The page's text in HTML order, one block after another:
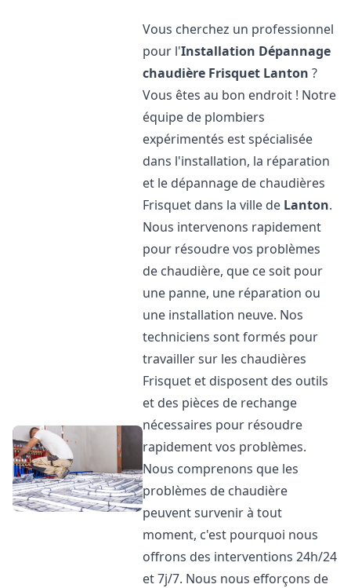
Vous cherchez un professionnel
pour l'Installation Dépannage
chaudière Frisquet Lanton ?
Vous êtes au bon endroit ! Notre
équipe de plombiers
expérimentés est spécialisée
dans l'installation, la réparation
et le dépannage de chaudières
Frisquet dans la ville de Lanton.
Nous intervenons rapidement
pour résoudre vos problèmes
de chaudière, que ce soit pour
une panne, une réparation ou
une installation neuve. Nos
techniciens sont formés pour
travailler sur les chaudières
Frisquet et disposent des outils
et des pièces de rechange
nécessaires pour résoudre
rapidement vos problèmes.
Nous comprenons que les
problèmes de chaudière
peuvent survenir à tout
moment, c'est pourquoi nous
offrons des interventions 24h/24
et 7j/7. Nous nous efforçons de